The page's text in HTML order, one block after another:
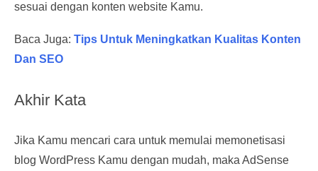
sesuai dengan konten website Kamu.
Baca Juga: Tips Untuk Meningkatkan Kualitas Konten
Dan SEO
Akhir Kata
Jika Kamu mencari cara untuk memulai memonetisasi
blog WordPress Kamu dengan mudah, maka AdSense